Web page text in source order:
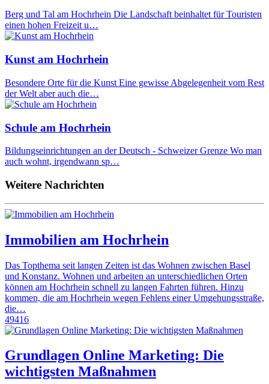
Berg und Tal am Hochrhein Die Landschaft beinhaltet für Touristen
einen hohen Freizeit u…
Kunst am Hochrhein
Besondere Orte für die Kunst Eine gewisse Abgelegenheit vom Rest
der Welt aber auch die…
Schule am Hochrhein
Bildungseinrichtungen an der Deutsch - Schweizer Grenze Wo man
auch wohnt, irgendwann sp…
Weitere Nachrichten
Immobilien am Hochrhein
Das Topthema seit langen Zeiten ist das Wohnen zwischen Basel
und Konstanz. Wohnen und arbeiten an unterschiedlichen Orten
können am Hochrhein schnell zu langen Fahrten führen. Hinzu
kommen, die am Hochrhein wegen Fehlens einer Umgehungsstraße,
die…
49416
Grundlagen Online Marketing: Die
wichtigsten Maßnahmen